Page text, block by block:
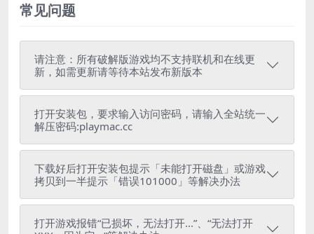
常见问题
请注意：所有破解版游戏均不支持联机和在线更
新，如需更新请等待本站发布新版本
打开安装包，要求输入访问密码，请输入全站统一
解压密码:playmac.cc
下载好后打开安装包提示「未能打开磁盘」或游戏
拷贝到一半提示「错误101000」等解决办法
打开游戏报错“已损坏，无法打开...”、“无法打开